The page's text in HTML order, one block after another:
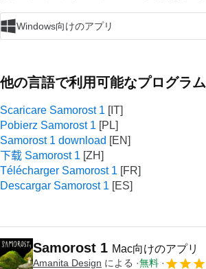
Windows向けのアプリ
他の言語で利用可能なプログラム
Scaricare Samorost 1
Pobierz Samorost 1
Samorost 1 download
下载 Samorost 1
Télécharger Samorost 1
Descargar Samorost 1
Samorost 1 Mac向けのアプリ
Amanita Design による 無料